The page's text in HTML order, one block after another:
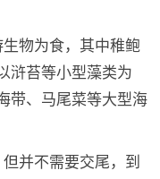
物为食，其中稚鲍
浒苔等小型藻类为
带、马尾菜等大型海
并不需要交尾，到